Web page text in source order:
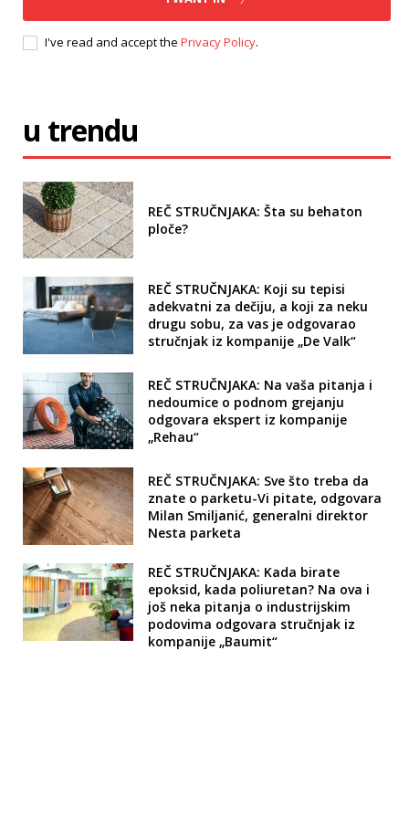
I've read and accept the Privacy Policy.
u trendu
REČ STRUČNJAKA: Šta su behaton
ploče?
REČ STRUČNJAKA: Koji su tepisi
adekvatni za dečiju, a koji za neku
drugu sobu, za vas je odgovarao
stručnjak iz kompanije „De Valk“
REČ STRUČNJAKA: Na vaša pitanja i
nedoumice o podnom grejanju
odgovara ekspert iz kompanije
„Rehau“
REČ STRUČNJAKA: Sve što treba da
znate o parketu-Vi pitate, odgovara
Milan Smiljanić, generalni direktor
Nesta parketa
REČ STRUČNJAKA: Kada birate
epoksid, kada poliuretan? Na ova i
još neka pitanja o industrijskim
podovima odgovara stručnjak iz
kompanije „Baumit“